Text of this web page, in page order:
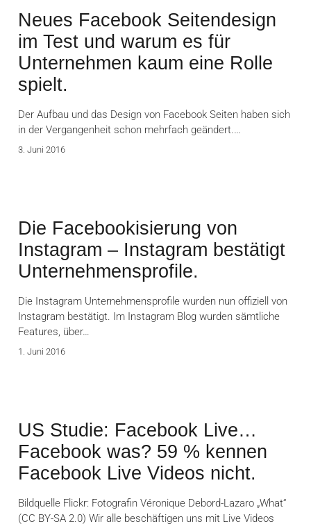
Neues Facebook Seitendesign
im Test und warum es für
Unternehmen kaum eine Rolle
spielt.
Der Aufbau und das Design von Facebook Seiten haben sich
in der Vergangenheit schon mehrfach geändert.…
3. Juni 2016
Die Facebookisierung von
Instagram – Instagram bestätigt
Unternehmensprofile.
Die Instagram Unternehmensprofile wurden nun offiziell von
Instagram bestätigt. Im Instagram Blog wurden sämtliche
Features, über…
1. Juni 2016
US Studie: Facebook Live…
Facebook was? 59 % kennen
Facebook Live Videos nicht.
Bildquelle Flickr: Fotografin Véronique Debord-Lazaro „What“
(CC BY-SA 2.0) Wir alle beschäftigen uns mit Live Videos